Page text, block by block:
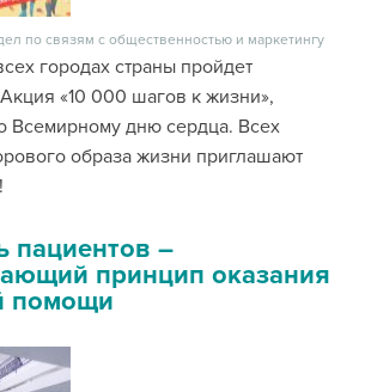
по связям с общественностью и маркетингу
городах страны пройдет
«10 000 шагов к жизни»,
Всемирному дню сердца. Всех
образа жизни приглашают
пациентов –
принцип оказания
помощи